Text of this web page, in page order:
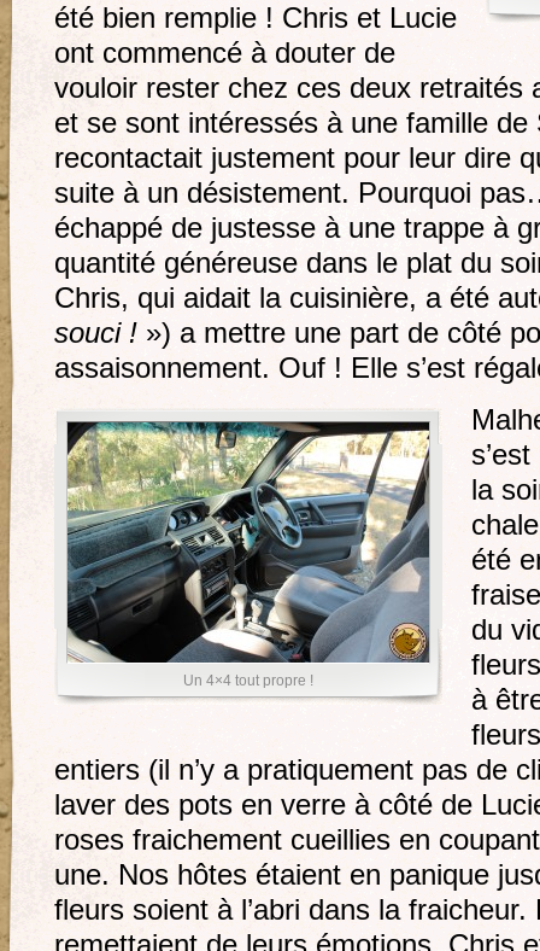
été bien remplie ! Chris et Lucie
ont commencé à douter de
vouloir rester chez ces deux retraités
et se sont intéressés à une famille de
recontactait justement pour leur dire
suite à un désistement. Pourquoi
échappé de justesse à une trappe à
quantité généreuse dans le plat du
Chris, qui aidait la cuisinière, a été
souci ! ») a mettre une part de côté
assaisonnement. Ouf ! Elle s’est
Un 4×4 tout propre !
la
été
du
à
entiers (il n’y a pratiquement pas de
laver des pots en verre à côté de
roses fraichement cueillies en
une. Nos hôtes étaient en panique
fleurs soient à l’abri dans la fraicheur.